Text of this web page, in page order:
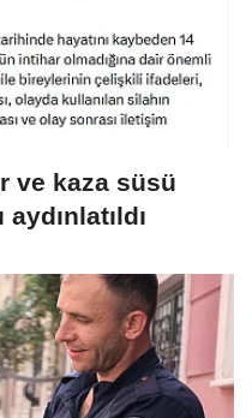
ve kaza süsü